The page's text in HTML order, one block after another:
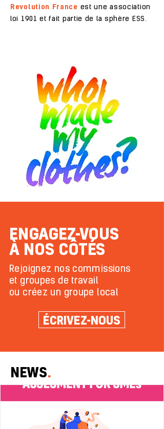
Revolution France est une association
loi 1901 et fait partie de la sphère ESS.
ENGAGEZ-VOUS
À NOS CÔTÉS
Rejoignez nos commissions
et groupes de travail
ou créez un groupe local
ÉCRIVEZ-NOUS
NEWS.